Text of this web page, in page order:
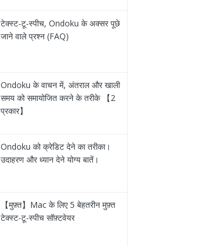
टेक्स्ट-टू-स्पीच, Ondoku के अक्सर पूछे
जाने वाले प्रश्न (FAQ)
Ondoku के वाचन में, अंतराल और खाली
समय को समायोजित करने के तरीके 【2
प्रकार】
Ondoku को क्रेडिट देने का तरीका।
उदाहरण और ध्यान देने योग्य बातें।
【मुफ़्त】Mac के लिए 5 बेहतरीन मुफ़्त
टेक्स्ट-टू-स्पीच सॉफ़्टवेयर